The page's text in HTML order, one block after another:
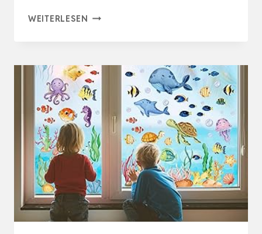
WEITERLESEN 39
FENSTERAUFKLEBER
–
SUNCATCHER
STICKER
FÜR
FENSTER,
REGENBOGEN
FENSTERFOLIE
MI…